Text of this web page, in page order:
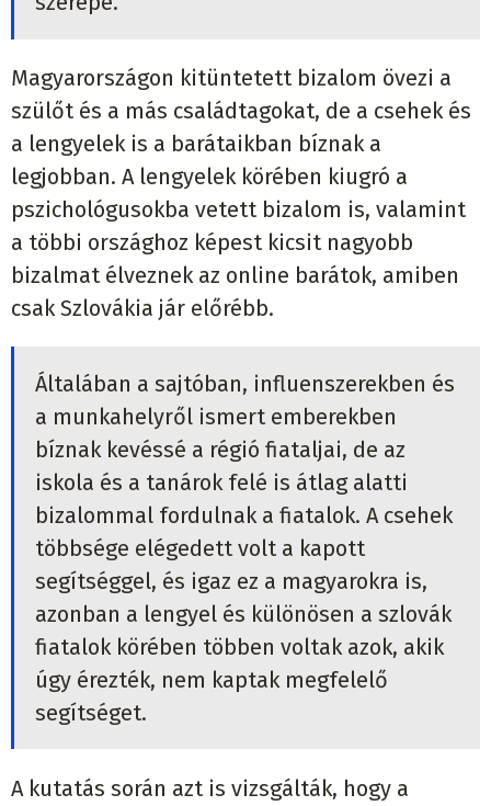
Magyarországon kitüntetett bizalom övezi a
szülőt és a más családtagokat, de a csehek és
a lengyelek is a barátaikban bíznak a
legjobban. A lengyelek körében kiugró a
pszichológusokba vetett bizalom is, valamint
a többi országhoz képest kicsit nagyobb
bizalmat élveznek az online barátok, amiben
csak Szlovákia jár előrébb.
Általában a sajtóban, influenszerekben és
a munkahelyről ismert emberekben
bíznak kevéssé a régió fiataljai, de az
iskola és a tanárok felé is átlag alatti
bizalommal fordulnak a fiatalok. A csehek
többsége elégedett volt a kapott
segítséggel, és igaz ez a magyarokra is,
azonban a lengyel és különösen a szlovák
fiatalok körében többen voltak azok, akik
úgy érezték, nem kaptak megfelelő
segítséget.
A kutatás során azt is vizsgálták, hogy a